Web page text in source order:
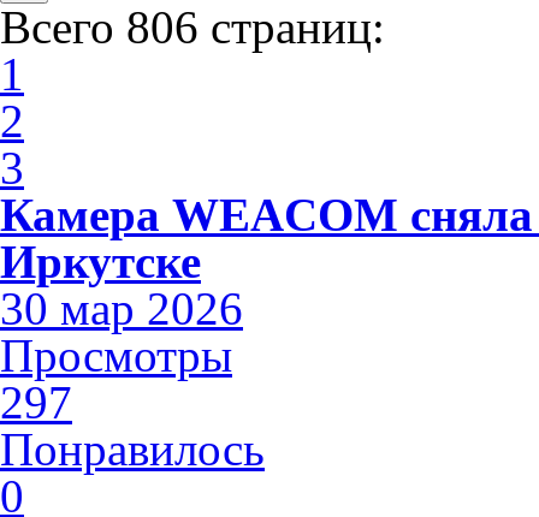
Всего 806 страниц:
1
2
3
Камера WEACOM
Иркутске
30 мар 2026
Просмотры
297
Понравилось
0